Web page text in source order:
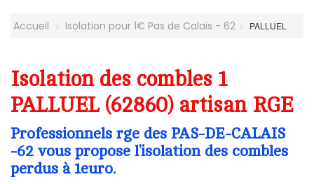
Accueil Isolation pour 1€ Pas de Calais - 62 PALLUEL
Isolation des combles 1
PALLUEL (62860) artisan RGE
Professionnels rge des PAS-DE-CALAIS
-62 vous propose l’isolation des combles
perdus à 1euro.